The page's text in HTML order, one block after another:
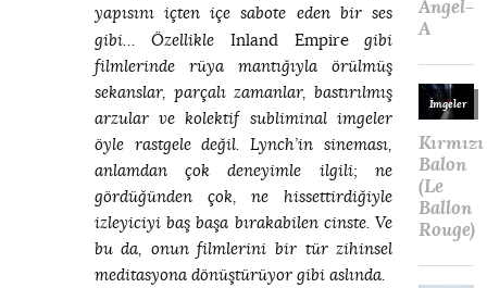
yapısını içten içe sabote eden bir ses
gibi… Özellikle Inland Empiregibi
filmlerinde rüya mantığıyla örülmüş
sekanslar, parçalı zamanlar, bastırılmış
arzular ve kolektif subliminal imgeler
öyle rastgele değil. Lynch’in sineması,
anlamdan çok deneyimle ilgili; ne
gördüğünden çok, ne hissettirdiğiyle
izleyiciyi baş başa bırakabilen cinste. Ve
bu da, onun filmlerini bir tür zihinsel
meditasyona dönüştürüyor gibi aslında.